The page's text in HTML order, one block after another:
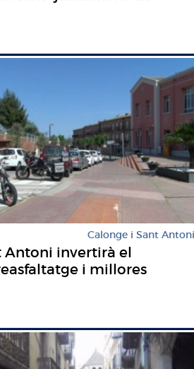
Calonge i Sant Antoni
Antoni invertirà el
i millores